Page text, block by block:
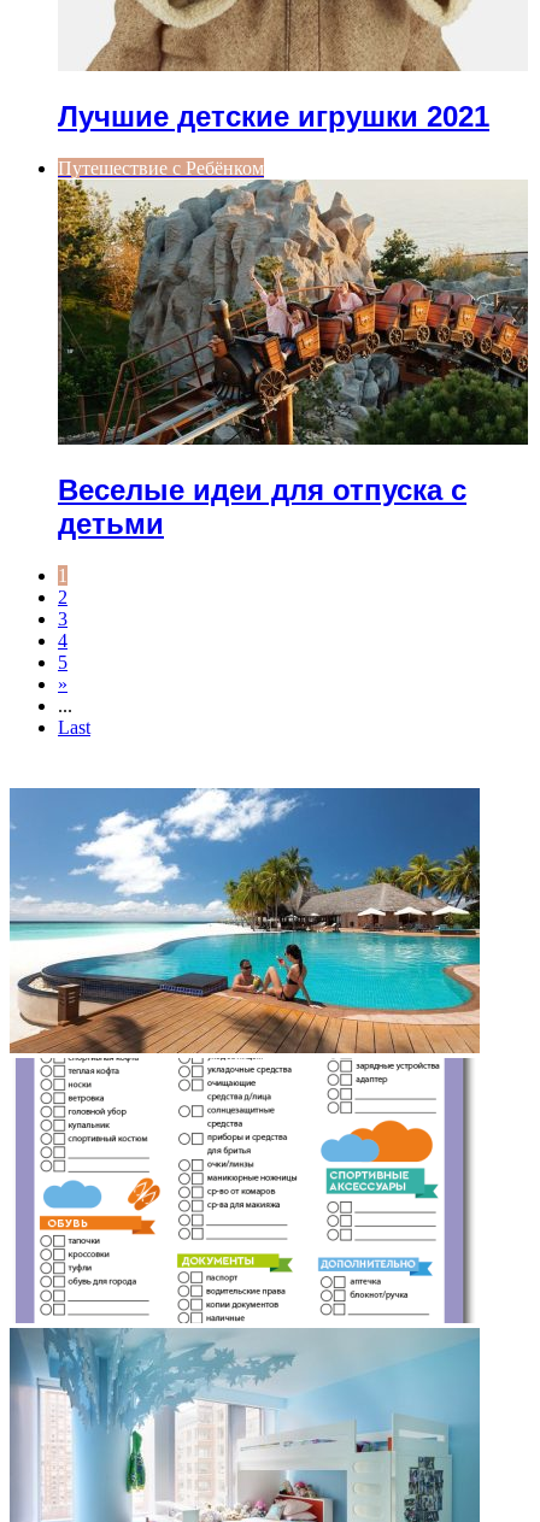
Лучшие детские игрушки 2021
Путешествие с Ребёнком
Веселые идеи для отпуска с
детьми
1
2
3
4
5
»
...
Last